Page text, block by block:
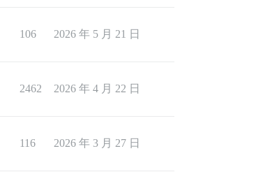
106 2026 年 5 月 21 日
2462 2026 年 4 月 22 日
116 2026 年 3 月 27 日